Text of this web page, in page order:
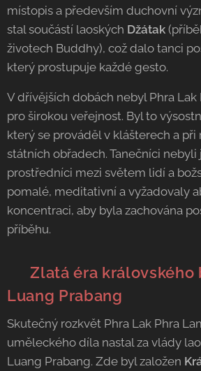
místopis a především duchovní
stal součástí laoských Džátak
životech Buddhy), což dalo tanci
který prostupuje každé gesto.
V dřívějších dobách nebyl Phra Lak
pro širokou veřejnost. Byl to
který se prováděl v klášterech a
státních obřadech. Tanečníci
prostředníci mezi světem lidí a
pomalé, meditativní a vyžadovaly
koncentraci, aby byla zachována
příběhu.
👑 Zlatá éra královského
Luang Prabang
Skutečný rozkvět Phra Lak Phra
uměleckého díla nastal za vlády
Luang Prabang. Zde byl založen